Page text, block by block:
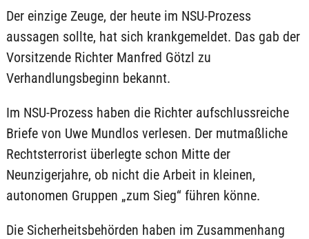
Der einzige Zeuge, der heute im NSU-Prozess
aussagen sollte, hat sich krankgemeldet. Das gab der
Vorsitzende Richter Manfred Götzl zu
Verhandlungsbeginn bekannt.
Im NSU-Prozess haben die Richter aufschlussreiche
Briefe von Uwe Mundlos verlesen. Der mutmaßliche
Rechtsterrorist überlegte schon Mitte der
Neunzigerjahre, ob nicht die Arbeit in kleinen,
autonomen Gruppen „zum Sieg“ führen könne.
Die Sicherheitsbehörden haben im Zusammenhang